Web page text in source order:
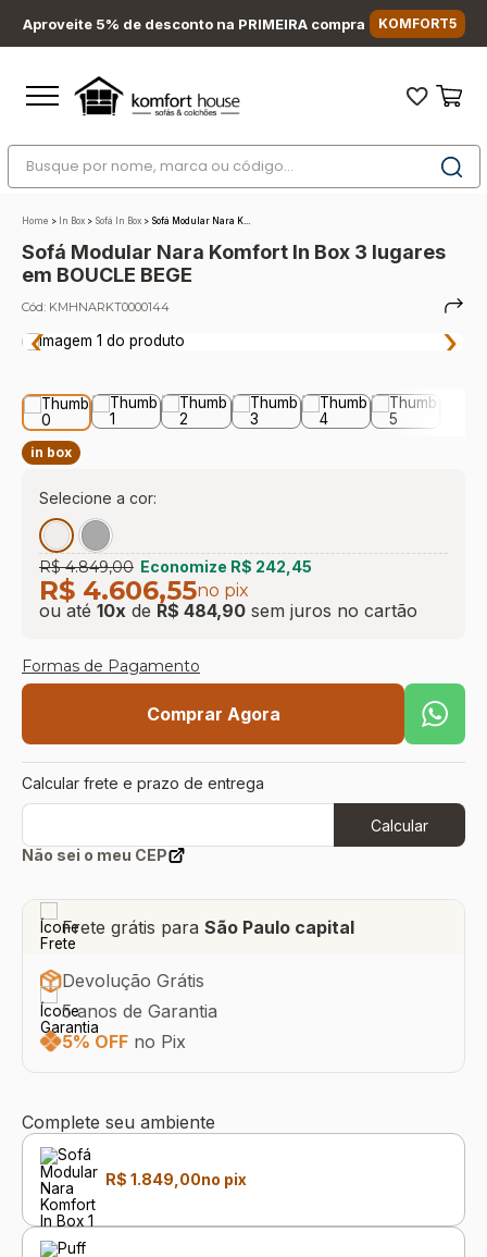
Aproveite 5% de desconto na PRIMEIRA compra KOMFORT5
Busque por nome, marca ou código...
Home > In Box > Sofá In Box > Sofá Modular Nara K...
Sofá Modular Nara Komfort In Box 3 lugares
em BOUCLE BEGE
Cód: KMHNARKT0000144
‹ ›
in box
Selecione a cor:
R$ 4.849,00 Economize R$ 242,45
R$ 4.606,55no pix
ou até 10x de R$ 484,90 sem juros no cartão
Formas de Pagamento
Comprar Agora
Calcular frete e prazo de entrega
Calcular
Não sei o meu CEP
Frete grátis para São Paulo capital
Devolução Grátis
5 anos de Garantia
5% OFF no Pix
Complete seu ambiente
R$ 1.849,00no pix
2º
sofá
3º
sofá retrátil
4º
sofá cama
6º
sofá canto
7º
conjuntos
8º
baú
sevilha
º prisma